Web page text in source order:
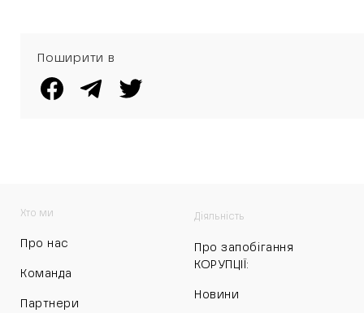
Поширити в
Хто ми
Про нас
Команда
Партнери
Діяльність
Про запобігання
КОРУПЦІЇ:
Новини